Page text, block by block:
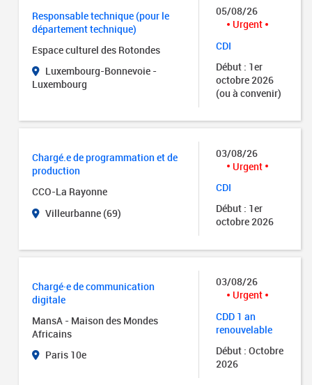
Responsable technique (pour le
département technique)
Espace culturel des Rotondes
Luxembourg-Bonnevoie -
Luxembourg
05/08/26
Urgent
CDI
Début : 1er
octobre 2026
(ou à convenir)
Chargé.e de programmation et de
production
CCO-La Rayonne
Villeurbanne (69)
03/08/26
Urgent
CDI
Début : 1er
octobre 2026
Chargé·e de communication
digitale
MansA - Maison des Mondes
Africains
Paris 10e
03/08/26
Urgent
CDD 1 an
renouvelable
Début : Octobre
2026